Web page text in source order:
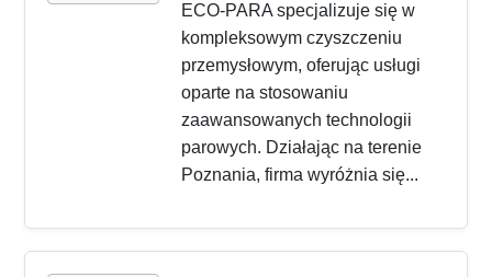
ECO-PARA specjalizuje się w
kompleksowym czyszczeniu
przemysłowym, oferując usługi
oparte na stosowaniu
zaawansowanych technologii
parowych. Działając na terenie
Poznania, firma wyróżnia się...